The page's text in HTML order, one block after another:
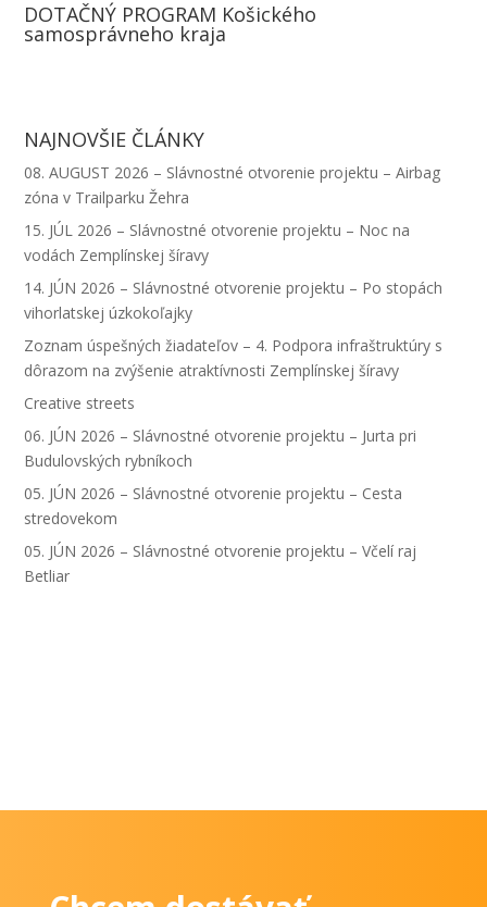
o
n
e
t
a
m
DOTAČNÝ PROGRAM Košického
samosprávneho kraja
NAJNOVŠIE ČLÁNKY
08. AUGUST 2026 – Slávnostné otvorenie projektu – Airbag
zóna v Trailparku Žehra
15. JÚL 2026 – Slávnostné otvorenie projektu – Noc na
vodách Zemplínskej šíravy
14. JÚN 2026 – Slávnostné otvorenie projektu – Po stopách
vihorlatskej úzkokoľajky
Zoznam úspešných žiadateľov – 4. Podpora infraštruktúry s
dôrazom na zvýšenie atraktívnosti Zemplínskej šíravy
Creative streets
06. JÚN 2026 – Slávnostné otvorenie projektu – Jurta pri
Budulovských rybníkoch
05. JÚN 2026 – Slávnostné otvorenie projektu – Cesta
stredovekom
05. JÚN 2026 – Slávnostné otvorenie projektu – Včelí raj
Betliar